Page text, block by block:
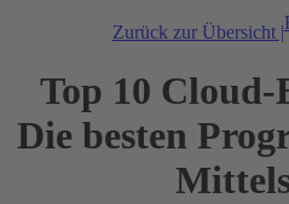
Zurück zur Übersicht |
Top 10
Die besten